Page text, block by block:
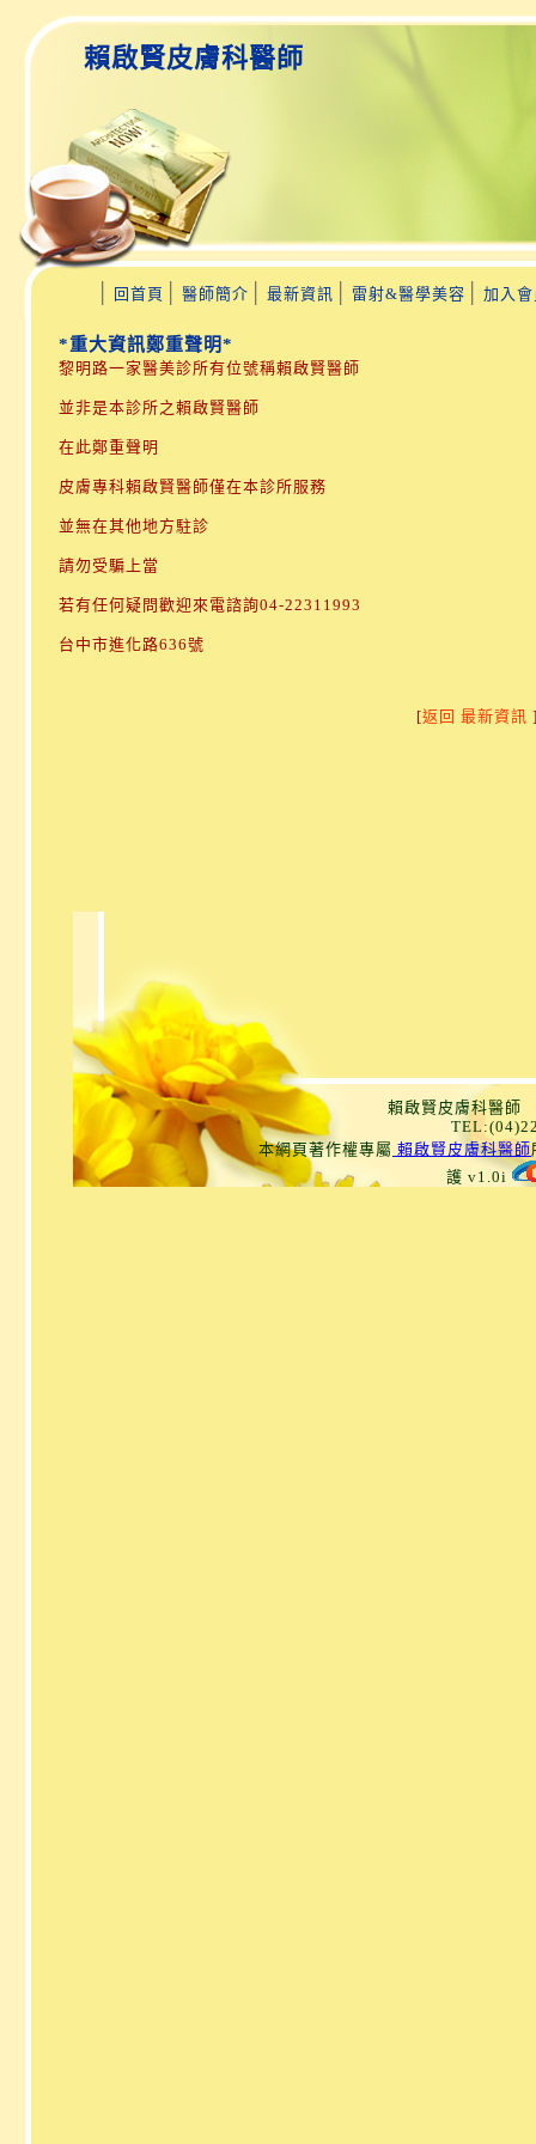
賴啟賢皮膚科醫師
回首頁 醫師簡介 最新資訊 雷射&醫學美容 加入
*重大資訊鄭重聲明*
黎明路一家醫美診所有位號稱賴啟賢醫師
並非是本診所之賴啟賢醫師
在此鄭重聲明
皮膚專科賴啟賢醫師僅在本診所服務
並無在其他地方駐診
請勿受騙上當
若有任何疑問歡迎來電諮詢04-22311993
台中市進化路636號
[返回 最新資訊
賴啟賢皮膚科醫師
本網頁著作權專屬 賴啟賢皮膚科醫師
護 v1.0i